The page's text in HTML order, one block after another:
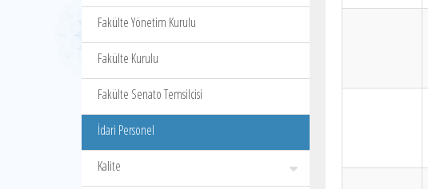
Fakülte Yönetim Kurulu
Fakülte Kurulu
Fakülte Senato Temsilcisi
İdari Personel
Kalite